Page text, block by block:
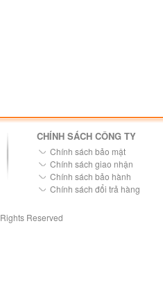
CHÍNH SÁCH CÔNG TY
Chính sách bảo mật
Chính sách giao nhận
Chính sách bảo hành
Chính sách đổi trả hàng
Reserved